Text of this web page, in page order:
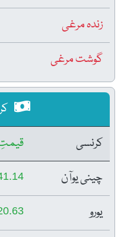
زندہ مرغی
گوشت مرغی
کرنسی
چینی یوآن
یورو